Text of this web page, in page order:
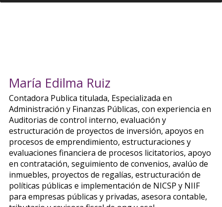
María Edilma Ruiz
Contadora Publica titulada, Especializada en
Administración y Finanzas Públicas, con experiencia en
Auditorias de control interno, evaluación y
estructuración de proyectos de inversión, apoyos en
procesos de emprendimiento, estructuraciones y
evaluaciones financiera de procesos licitatorios, apoyo
en contratación, seguimiento de convenios, avalúo de
inmuebles, proyectos de regalías, estructuración de
políticas públicas e implementación de NICSP y NIIF
para empresas públicas y privadas, asesora contable,